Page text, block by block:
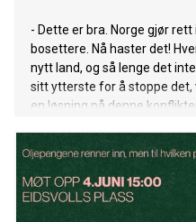
- Dette er bra. Norge gjør
bosettere. Nå haster det!
nytt land, og så lenge det
sitt ytterste for å stoppe
en løsning på denne